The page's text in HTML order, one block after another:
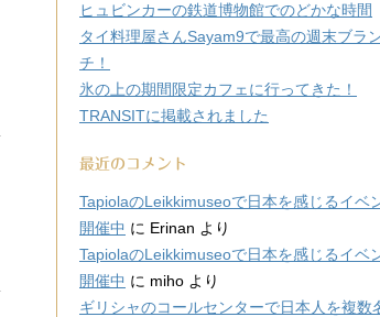
ヒュビンカーの鉄道博物館でのどかな時間
タイ料理屋さんSayam9で最高の週末ブラ
チ！
氷の上の期間限定カフェに行ってきた！
TRANSITに掲載されました
最近のコメント
TapiolaのLeikkimuseoで日本を感じるイベ
開催中 に Erinan より
TapiolaのLeikkimuseoで日本を感じるイベ
開催中 に miho より
ギリシャのコールセンターで日本人を複数